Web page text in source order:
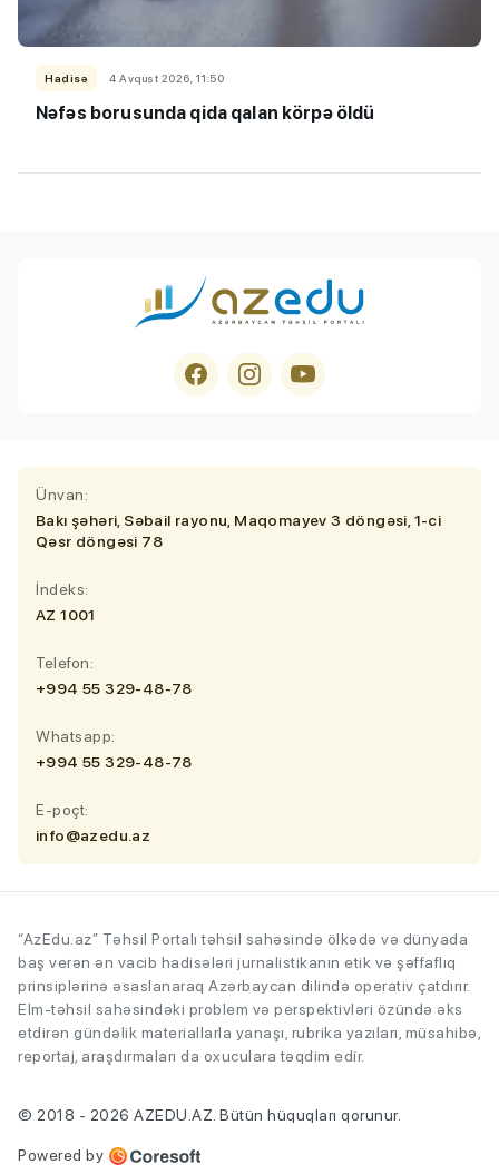
Hadisə 4 Avqust 2026, 11:50
Nəfəs borusunda qida qalan körpə öldü
Ünvan:
Bakı şəhəri, Səbail rayonu, Maqomayev 3 döngəsi, 1-ci
Qəsr döngəsi 78
İndeks:
AZ 1001
Telefon:
+994 55 329-48-78
Whatsapp:
+994 55 329-48-78
E-poçt:
info@azedu.az
“AzEdu.az” Təhsil Portalı təhsil sahəsində ölkədə və dünyada
baş verən ən vacib hadisələri jurnalistikanın etik və şəffaflıq
prinsiplərinə əsaslanaraq Azərbaycan dilində operativ çatdırır.
Elm-təhsil sahəsindəki problem və perspektivləri özündə əks
etdirən gündəlik materiallarla yanaşı, rubrika yazıları, müsahibə,
reportaj, araşdırmaları da oxuculara təqdim edir.
© 2018 - 2026 AZEDU.AZ. Bütün hüquqları qorunur.
Powered by